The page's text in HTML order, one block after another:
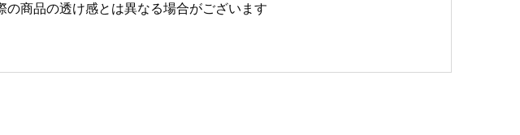
商品の透け感とは異なる場合がございます